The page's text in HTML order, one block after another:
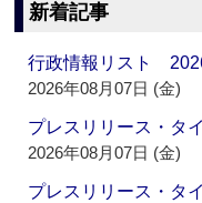
新着記事
行政情報リスト
2026年08月07日 (金)
プレスリリース・タ
2026年08月07日 (金)
プレスリリース・タ